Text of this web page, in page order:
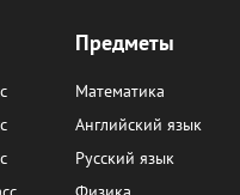
Предметы
Математика
Английский язык
Русский язык